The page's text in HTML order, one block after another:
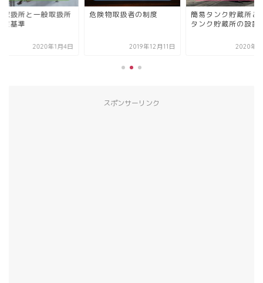
取扱所と一般取扱所
置基準
2020年1月4日
危険物取扱者の制度
2019年12月11日
簡易タンク貯蔵所と
タンク貯蔵所の設置
2020年1
スポンサーリンク